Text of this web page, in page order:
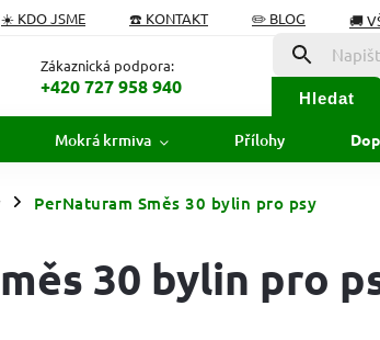
☀️ KDO JSME ☎️ KONTAKT ✏️ BLOG 🚚
SLOVNÍK
Zákaznická podpora:
+420 727 958 940
Hledat
Mokrá krmiva Přílohy
/ PerNaturam Směs 30 bylin pro psy
30 bylin pro